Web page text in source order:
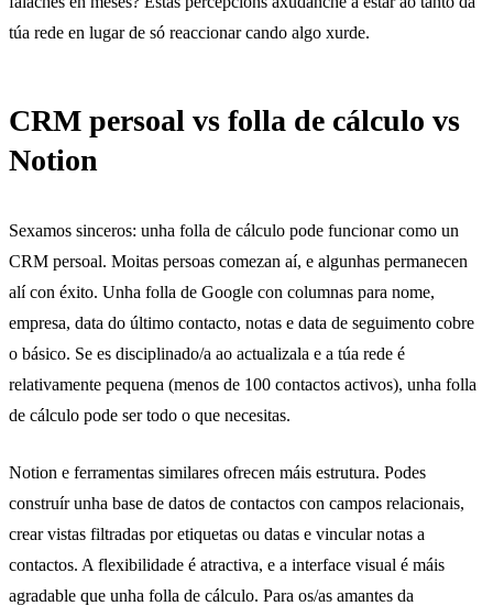
túa rede en lugar de só reaccionar cando algo xurde.
CRM persoal vs folla de cálculo vs
Notion
Sexamos sinceros: unha folla de cálculo pode funcionar como un
CRM persoal. Moitas persoas comezan aí, e algunhas permanecen
alí con éxito. Unha folla de Google con columnas para nome,
empresa, data do último contacto, notas e data de seguimento cobre
o básico. Se es disciplinado/a ao actualizala e a túa rede é
relativamente pequena (menos de 100 contactos activos), unha folla
de cálculo pode ser todo o que necesitas.
Notion e ferramentas similares ofrecen máis estrutura. Podes
construír unha base de datos de contactos con campos relacionais,
crear vistas filtradas por etiquetas ou datas e vincular notas a
contactos. A flexibilidade é atractiva, e a interface visual é máis
agradable que unha folla de cálculo. Para os/as amantes da